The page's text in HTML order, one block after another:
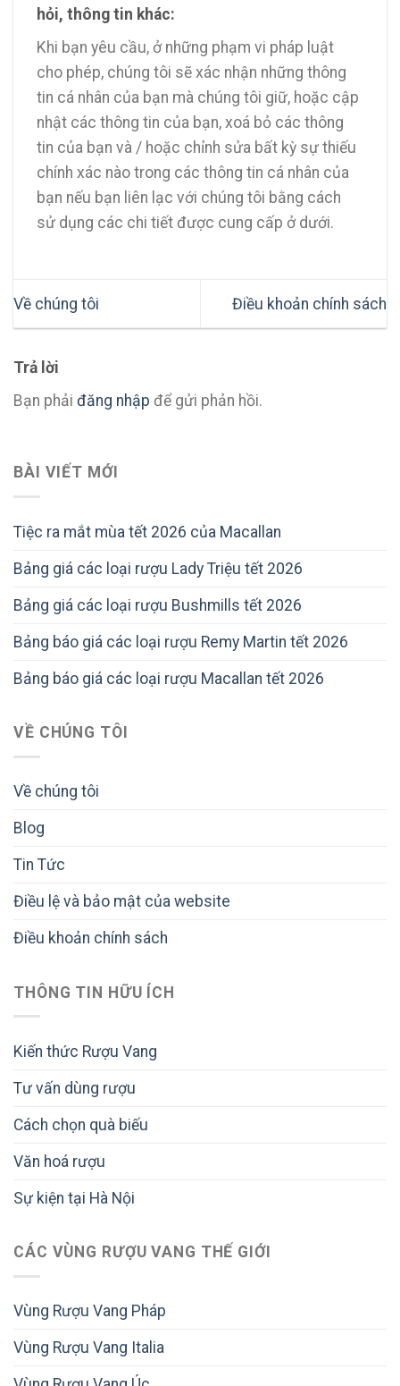
BÀI VIẾT MỚI
Tiệc ra mắt mùa tết 2026 của Macallan
Bảng giá các loại rượu Lady Triệu tết 2026
Bảng giá các loại rượu Bushmills tết 2026
Bảng báo giá các loại rượu Remy Martin tết 2026
Bảng báo giá các loại rượu Macallan tết 2026
VỀ CHÚNG TÔI
Về chúng tôi
Blog
Tin Tức
Điều lệ và bảo mật của website
Điều khoản chính sách
THÔNG TIN HỮU ÍCH
Kiến thức Rượu Vang
Tư vấn dùng rượu
Cách chọn quà biếu
Văn hoá rượu
Sự kiện tại Hà Nội
CÁC VÙNG RƯỢU VANG THẾ GIỚI
Vùng Rượu Vang Pháp
Vùng Rượu Vang Italia
hỏi, thông tin khác:
Khi bạn yêu cầu, ở những phạm vi pháp luật
cho phép, chúng tôi sẽ xác nhận những thông
tin cá nhân của bạn mà chúng tôi giữ, hoặc cập
nhật các thông tin của bạn, xoá bỏ các thông
tin của bạn và / hoặc chỉnh sửa bất kỳ sự thiếu
chính xác nào trong các thông tin cá nhân của
bạn nếu bạn liên lạc với chúng tôi bằng cách
sử dụng các chi tiết được cung cấp ở dưới.
Về chúng tôi Điều khoản chính sách
Trả lời
Bạn phải đăng nhập để gửi phản hồi.